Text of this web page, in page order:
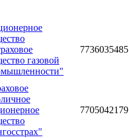
газовой
7736035485
7705042179